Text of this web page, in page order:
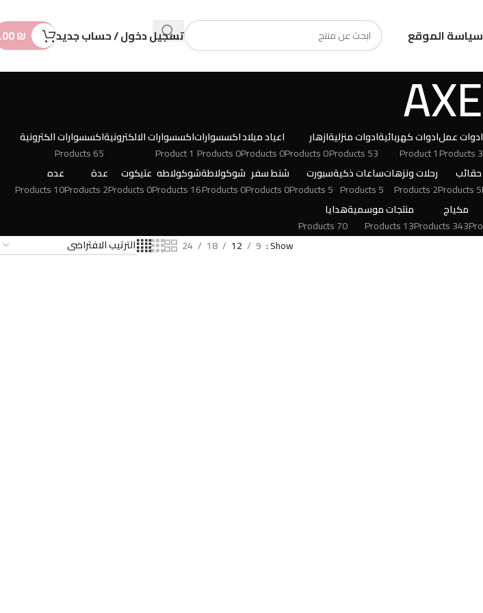
سياسة الموقع تسجيل دخول / حساب جديد ₪
AXE
ادوات عمل
3 Products
ادوات كهربائية
1 Product
ادوات منزلية
53 Products
ازهار
0 Products
اعياد ميلاد
0 Products
اكسسوارات
0 Products
اكسسوارات الالكترونية
1 Product
اكسسوارات الكترونية
65 Products
حقائب
5 Products
رحلات ونزهات
2 Products
ساعات ذكية
5 Products
سبورت
5 Products
شنط سفر
0 Products
شوكولاطة
0 Products
شوكولاطه
16 Products
عتيكوت
0 Products
عدة
2 Products
عده
10 Products
مكياج
343 Products
منتجات موسمية
13 Products
هدايا
70 Products
Show
9
12
18
24